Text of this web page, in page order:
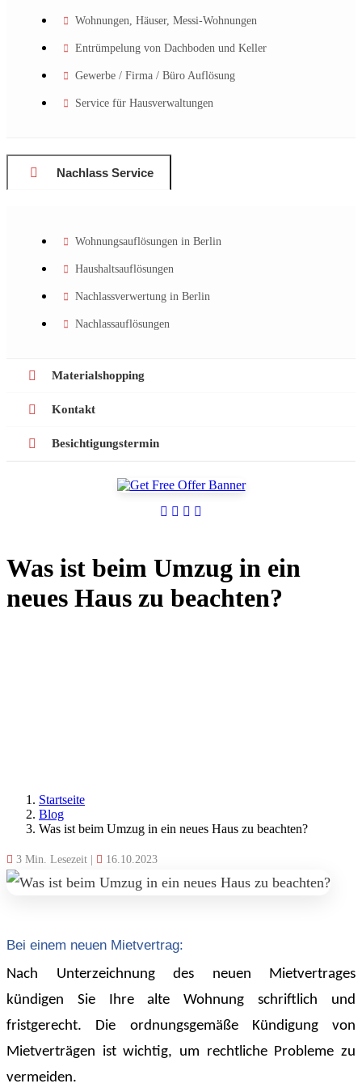
Wohnungen, Häuser, Messi-Wohnungen
Entrümpelung von Dachboden und Keller
Gewerbe / Firma / Büro Auflösung
Service für Hausverwaltungen
Nachlass Service
Wohnungsauflösungen in Berlin
Haushaltsauflösungen
Nachlassverwertung in Berlin
Nachlassauflösungen
Materialshopping
Kontakt
Besichtigungstermin
Was ist beim Umzug in ein
neues Haus zu beachten?
Startseite
Blog
Was ist beim Umzug in ein neues Haus zu beachten?
3 Min. Lesezeit | 16.10.2023
Bei einem neuen Mietvertrag:
Nach Unterzeichnung des neuen Mietvertrages
kündigen Sie Ihre alte Wohnung schriftlich und
fristgerecht. Die ordnungsgemäße Kündigung von
Mietverträgen ist wichtig, um rechtliche Probleme zu
vermeiden.